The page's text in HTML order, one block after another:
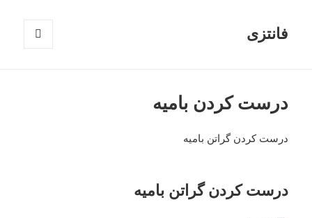
فانتزی
درست کردن بامیه
درست کردن گراتن بامیه
درست کردن گراتن بامیه